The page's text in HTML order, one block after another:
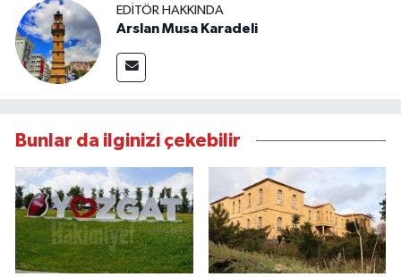
EDITÖR HAKKINDA
Arslan Musa Karadeli
Bunlar da ilginizi çekebilir